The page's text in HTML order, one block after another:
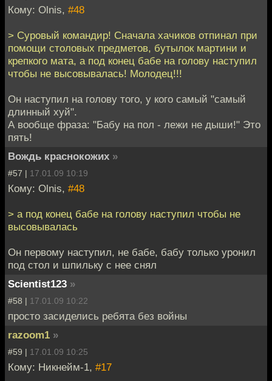
Кому: Olnis, #48
> Суровый командир! Сначала хачиков отпинал при
помощи столовых предметов, бутылок мартини и
крепкого мата, а под конец бабе на голову наступил
чтобы не высовывалась! Молодец!!!
Он наступил на голову того, у кого самый "самый
длинный хуй".
А вообще фраза: "Бабу на пол - лежи не дыши!" Это
пять!
Вождь краснокожих »
#57 | 17.01.09 10:19
Кому: Olnis, #48
> а под конец бабе на голову наступил чтобы не
высовывалась
Он первому наступил, не бабе, бабу только уронил
под стол и шпильку с нее снял
Scientist123 »
#58 | 17.01.09 10:22
просто засиделись ребята без войны
razoom1 »
#59 | 17.01.09 10:25
Кому: Никнейм-1, #17